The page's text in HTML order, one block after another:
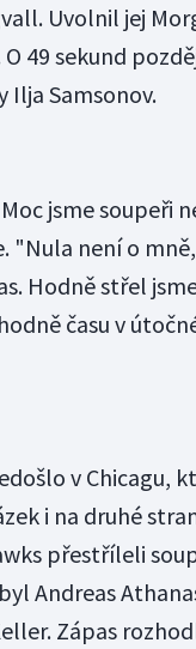
Uvolnil jej
49 sekund
Samsonov.
jsme soupeři
"Nula není o
Hodně střel
času v
v Chicagu,
i na druhé
přestříleli
Andreas
Zápas